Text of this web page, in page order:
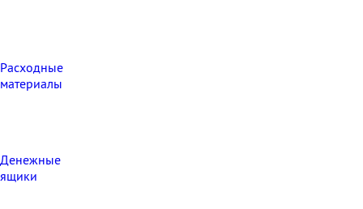
Расходные
материалы
Денежные
ящики